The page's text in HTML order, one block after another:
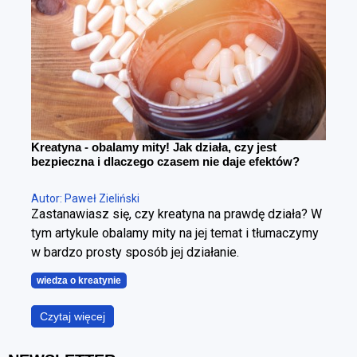
sylwetkę. Cała sztuka polega na tym, żeby zrobić to
w kontrolowany sposób.
Kreatyna - obalamy mity! Jak działa, czy jest
bezpieczna i dlaczego czasem nie daje efektów?
Autor: Paweł Zieliński
Zastanawiasz się, czy kreatyna na prawdę działa? W
tym artykule obalamy mity na jej temat i tłumaczymy
w bardzo prosty sposób jej działanie.
wiedza o kreatynie
Czytaj więcej